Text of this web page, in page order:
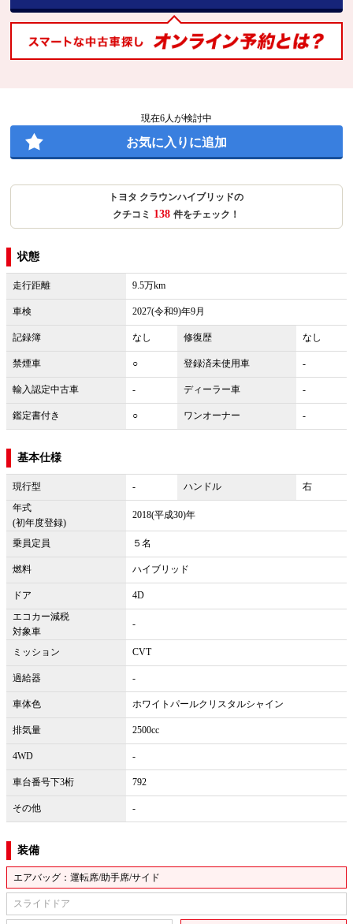
現在6人が検討中
お気に入りに追加
トヨタ クラウンハイブリッドの
クチコミ 138 件をチェック！
状態
走行距離 9.5万km
車検 2027(令和9)年9月
記録簿 なし 修復歴 なし
禁煙車 ○ 登録済未使用車 -
輸入認定中古車 - ディーラー車 -
鑑定書付き ○ ワンオーナー -
基本仕様
現行型 - ハンドル
右
年式
(初年度登録)
2018(平成30)年
乗員定員 ５名
燃料 ハイブリッド
ドア
4D
エコカー減税
対象車
-
ミッション CVT
過給器 -
車体色 ホワイトパールクリスタルシャイン
排気量 2500cc
4WD -
車台番号下3桁 792
その他 -
装備
エアバッグ：運転席/助手席/サイド
スライドドア